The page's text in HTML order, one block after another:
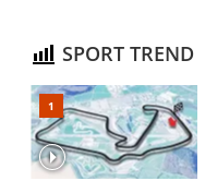
SPORT TREND